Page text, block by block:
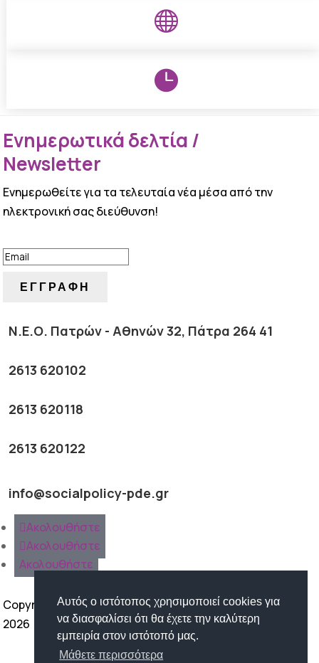
Αυτός ο ιστότοπος χρησιμοποιεί cookies για
να διασφαλίσει ότι θα έχετε την καλύτερη
εμπειρία στον ιστότοπό μας.
Μάθετε περισσότερα


Ενημερωτικά δελτία /
Newsletter
Ενημερωθείτε για τα τελευταία νέα μέσα από την
ηλεκτρονική σας διεύθυνση!
ΕΓΓΡΑΦΗ
Ν.Ε.Ο. Πατρών - Αθηνών 32, Πάτρα 264 41
2613 620102
2613 620118
2613 620122
info@socialpolicy-pde.gr
Ακολουθήστε
Ακολουθήστε
Ακολουθήστε
Copyright ©
2026
Όροι Χρήσης | Προστασία